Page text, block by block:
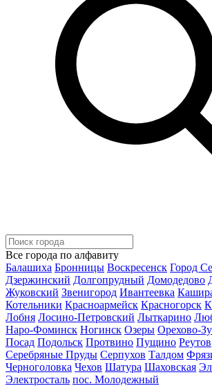
Все города по алфавиту
Балашиха Бронницы Воскресенск Город
Дзержинский Долгопрудный Домодедово
Жуковский Звенигород Ивантеевка
Котельники Красноармейск Красногорск
Лобня Лосино-Петровский Лыткарино
Наро-Фоминск Ногинск Озеры Орехово-
Посад Подольск Протвино Пущино Реутов
Серебряные Пруды Серпухов Талдом
Черноголовка Чехов Шатура Шаховская
Электросталь пос. Молодежный